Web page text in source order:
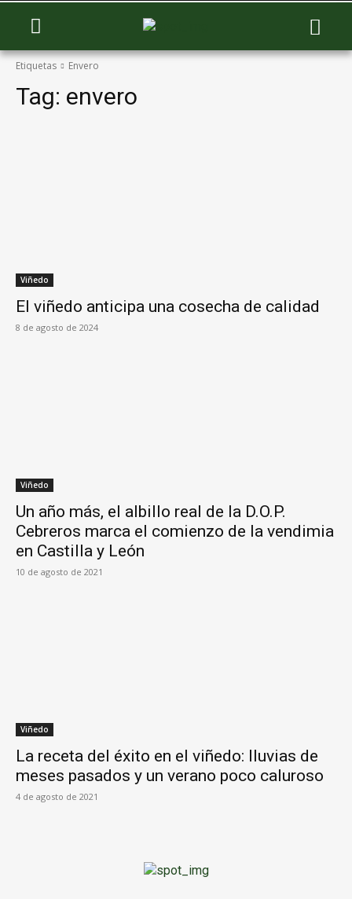
Etiquetas Envero
Tag: envero
Viñedo
El viñedo anticipa una cosecha de calidad
8 de agosto de 2024
Viñedo
Un año más, el albillo real de la D.O.P.
Cebreros marca el comienzo de la vendimia
en Castilla y León
10 de agosto de 2021
Viñedo
La receta del éxito en el viñedo: lluvias de
meses pasados y un verano poco caluroso
4 de agosto de 2021